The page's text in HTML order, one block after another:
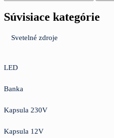
Súvisiace kategórie
Svetelné zdroje
LED
Banka
Kapsula 230V
Kapsula 12V